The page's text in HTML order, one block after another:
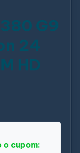
G9
24
HD
o cupom: